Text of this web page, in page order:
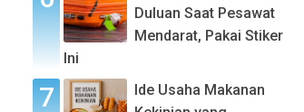
Duluan Saat Pesawat
Mendarat, Pakai Stiker
Ini
Ide Usaha Makanan